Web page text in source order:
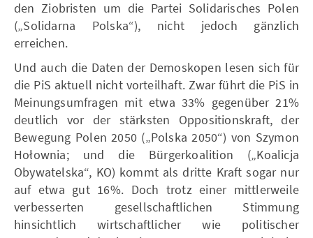
den Ziobristen um die Partei Solidarisches Polen
(„Solidarna Polska“), nicht jedoch gänzlich
erreichen.
Und auch die Daten der Demoskopen lesen sich für
die PiS aktuell nicht vorteilhaft. Zwar führt die PiS in
Meinungsumfragen mit etwa 33% gegenüber 21%
deutlich vor der stärksten Oppositionskraft, der
Bewegung Polen 2050 („Polska 2050“) von Szymon
Hołownia; und die Bürgerkoalition („Koalicja
Obywatelska“, KO) kommt als dritte Kraft sogar nur
auf etwa gut 16%. Doch trotz einer mittlerweile
verbesserten gesellschaftlichen Stimmung
hinsichtlich wirtschaftlicher wie politischer